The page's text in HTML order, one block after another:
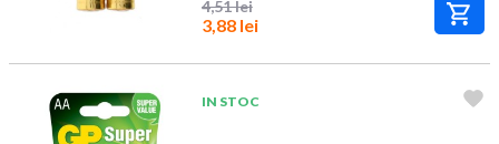
4,51 lei
3,88 lei
IN STOC